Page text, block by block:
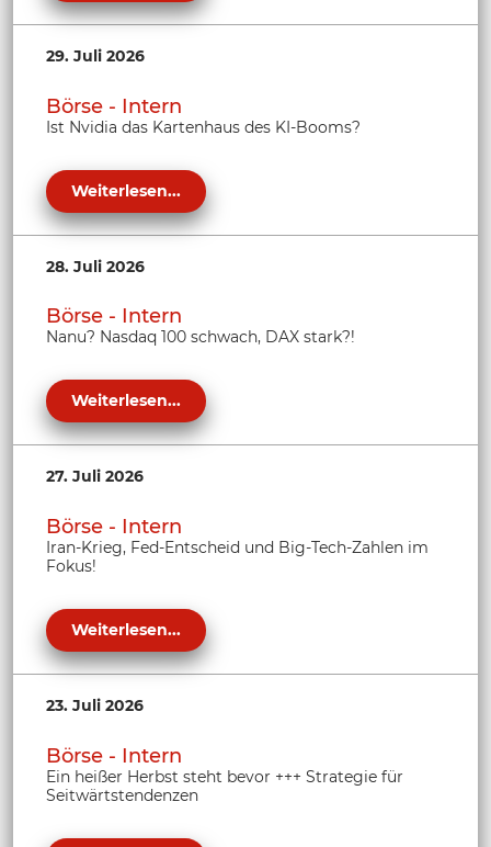
29. Juli 2026
Börse - Intern
Ist Nvidia das Kartenhaus des KI-Booms?
Weiterlesen...
28. Juli 2026
Börse - Intern
Nanu? Nasdaq 100 schwach, DAX stark?!
Weiterlesen...
27. Juli 2026
Börse - Intern
Iran-Krieg, Fed-Entscheid und Big-Tech-Zahlen im
Fokus!
Weiterlesen...
23. Juli 2026
Börse - Intern
Ein heißer Herbst steht bevor +++ Strategie für
Seitwärtstendenzen